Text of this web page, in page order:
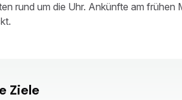
rund um die Uhr. Ankünfte am
Ziele